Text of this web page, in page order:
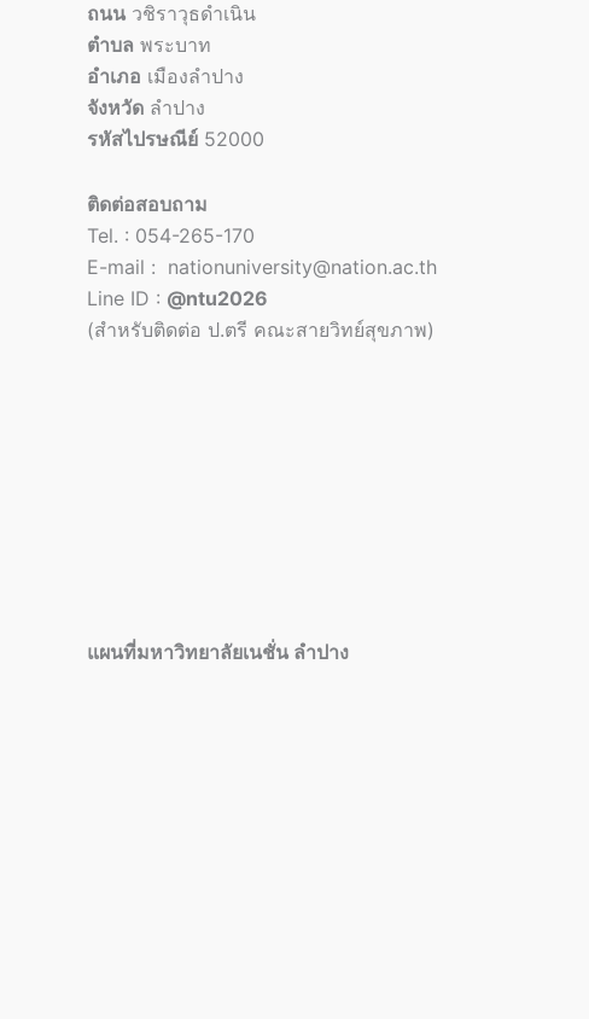
ถนน วชิราวุธดำเนิน
ตำบล พระบาท
อำเภอ เมืองลำปาง
จังหวัด ลำปาง
รหัสไปรษณีย์ 52000
ติดต่อสอบถาม
Tel. : 054-265-170
E-mail : nationuniversity@nation.ac.th
Line ID : @ntu2026
(สำหรับติดต่อ ป.ตรี คณะสายวิทย์สุขภาพ)
แผนที่มหาวิทยาลัยเนชั่น ลำปาง